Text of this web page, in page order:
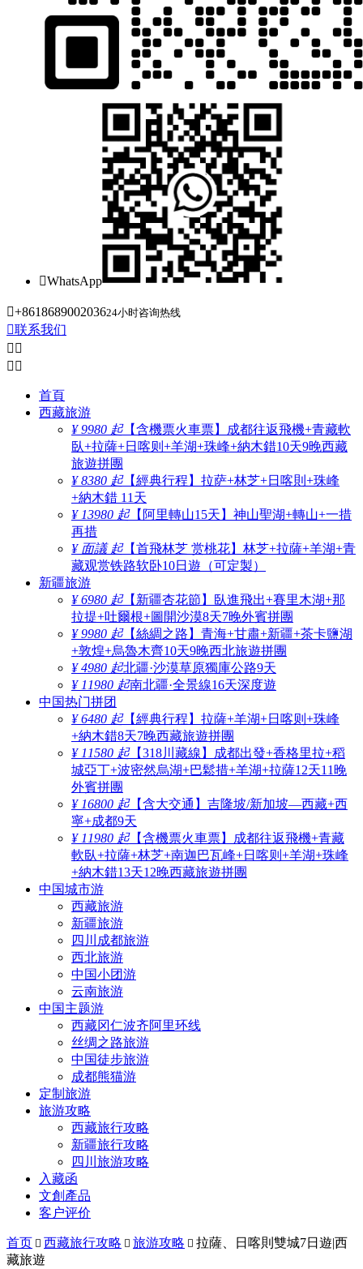
WhatsApp
+861868900203624小时咨询热线
联系我们
 
 
首頁
西藏旅游
¥ 9980 起【含機票火車票】成都往返飛機+青藏軟
臥+拉薩+日喀则+羊湖+珠峰+納木錯10天9晚西藏
旅遊拼團
¥ 8380 起【經典行程】拉萨+林芝+日喀則+珠峰
+納木錯 11天
¥ 13980 起【阿里轉山15天】神山聖湖+轉山+一措
再措
¥ 面議 起【首飛林芝 赏桃花】林芝+拉薩+羊湖+青
藏观赏铁路软卧10日遊（可定製）
新疆旅游
¥ 6980 起【新疆杏花節】臥進飛出+賽里木湖+那
拉提+吐爾根+圖開沙漠8天7晚外賓拼團
¥ 9980 起【絲綢之路】青海+甘肅+新疆+茶卡鹽湖
+敦煌+烏魯木齊10天9晚西北旅遊拼團
¥ 4980 起北疆·沙漠草原獨庫公路9天
¥ 11980 起南北疆·全景線16天深度遊
中国热门拼团
¥ 6480 起【經典行程】拉薩+羊湖+日喀则+珠峰
+納木錯8天7晚西藏旅遊拼團
¥ 11580 起【318川藏線】成都出發+香格里拉+稻
城亞丁+波密然烏湖+巴鬆措+羊湖+拉薩12天11晚
外賓拼團
¥ 16800 起【含大交通】吉隆坡/新加坡—西藏+西
寧+成都9天
¥ 11980 起【含機票火車票】成都往返飛機+青藏
軟臥+拉薩+林芝+南迦巴瓦峰+日喀则+羊湖+珠峰
+納木錯13天12晚西藏旅遊拼團
中国城市游
西藏旅游
新疆旅游
四川成都旅游
西北旅游
中国小团游
云南旅游
中国主题游
西藏冈仁波齐阿里环线
丝绸之路旅游
中国徒步旅游
成都熊猫游
定制旅游
旅游攻略
西藏旅行攻略
新疆旅行攻略
四川旅游攻略
入藏函
文創產品
客户评价
首页  西藏旅行攻略  旅游攻略  拉薩、日喀則雙城7日遊|西
藏旅遊